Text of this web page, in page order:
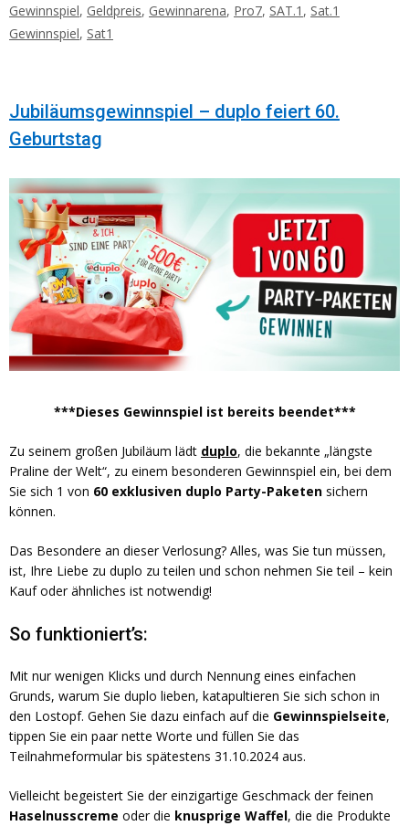
Gewinnspiel, Geldpreis, Gewinnarena, Pro7, SAT.1 , Sat.1
Gewinnspiel, Sat1
Jubiläumsgewinnspiel – duplo feiert 60.
Geburtstag
***Dieses Gewinnspiel ist bereits beendet***
Zu seinem großen Jubiläum lädt duplo, die bekannte „längste
Praline der Welt“, zu einem besonderen Gewinnspiel ein, bei dem
Sie sich 1 von 60 exklusiven duplo Party-Paketen sichern
können.
Das Besondere an dieser Verlosung? Alles, was Sie tun müssen,
ist, Ihre Liebe zu duplo zu teilen und schon nehmen Sie teil – kein
Kauf oder ähnliches ist notwendig!
So funktioniert’s:
Mit nur wenigen Klicks und durch Nennung eines einfachen
Grunds, warum Sie duplo lieben, katapultieren Sie sich schon in
den Lostopf. Gehen Sie dazu einfach auf die Gewinnspielseite,
tippen Sie ein paar nette Worte und füllen Sie das
Teilnahmeformular bis spätestens 31.10.2024 aus.
Vielleicht begeistert Sie der einzigartige Geschmack der feinen
Haselnusscreme oder die knusprige Waffel, die die Produkte